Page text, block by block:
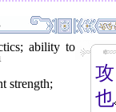
攻
也
ability to
strength;